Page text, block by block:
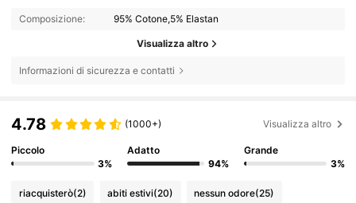
Composizione: 95% Cotone,5% Elastan
Visualizza altro
Informazioni di sicurezza e contatti
4.78 (1000+) Visualizza altro
Piccolo
3%
Adatto
94%
Grande
3%
riacquisterò(2) abiti estivi(20) nessun odore(25)